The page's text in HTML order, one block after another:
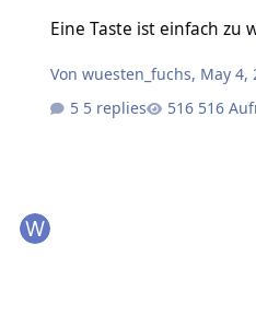
Eine Taste ist einfach zu
Vonwuesten_fuchs, May 4,
5 replies
516